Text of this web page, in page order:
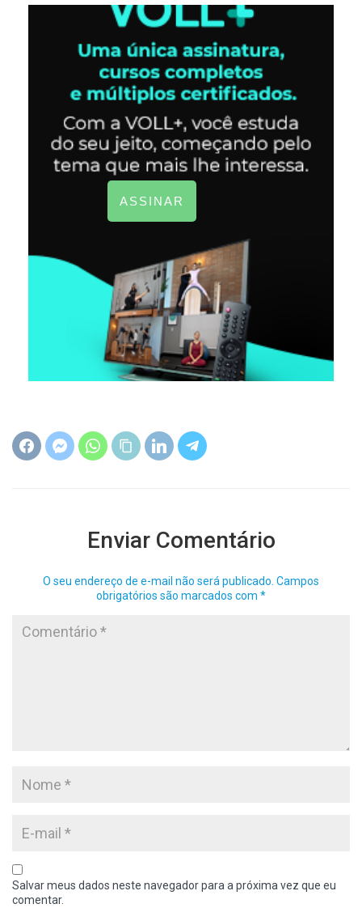
ASSINAR
Enviar Comentário
O seu endereço de e-mail não será publicado. Campos
obrigatórios são marcados com *
Salvar meus dados neste navegador para a próxima vez que eu
comentar.